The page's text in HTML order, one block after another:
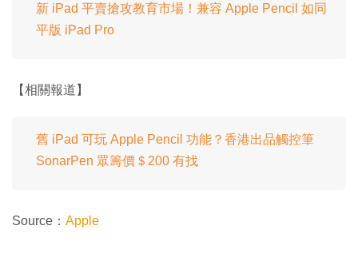
新 iPad 平賣搶攻教育市場！兼容 Apple Pencil 如同
平版 iPad Pro
【相關報道】
舊 iPad 可玩 Apple Pencil 功能？香港出品觸控筆
SonarPen 眾籌價＄200 有找
Source： Apple